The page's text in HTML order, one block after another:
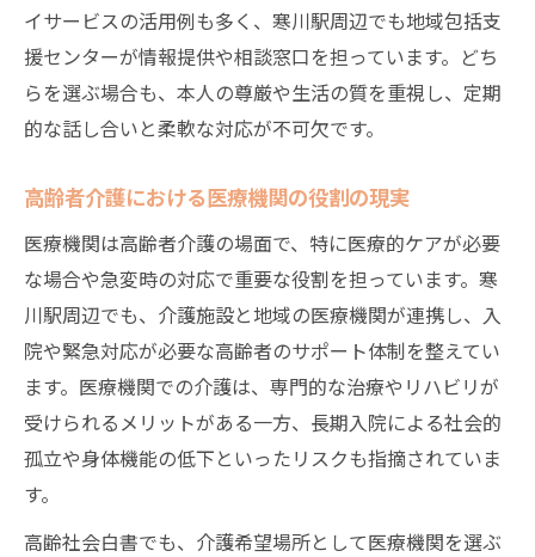
イサービスの活用例も多く、寒川駅周辺でも地域包括支
援センターが情報提供や相談窓口を担っています。どち
らを選ぶ場合も、本人の尊厳や生活の質を重視し、定期
的な話し合いと柔軟な対応が不可欠です。
高齢者介護における医療機関の役割の現実
医療機関は高齢者介護の場面で、特に医療的ケアが必要
な場合や急変時の対応で重要な役割を担っています。寒
川駅周辺でも、介護施設と地域の医療機関が連携し、入
院や緊急対応が必要な高齢者のサポート体制を整えてい
ます。医療機関での介護は、専門的な治療やリハビリが
受けられるメリットがある一方、長期入院による社会的
孤立や身体機能の低下といったリスクも指摘されていま
す。
高齢社会白書でも、介護希望場所として医療機関を選ぶ